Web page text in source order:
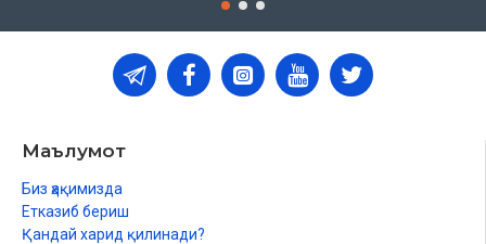
Маълумот
Биз ҳақимизда
Етказиб бериш
Қандай харид қилинади?